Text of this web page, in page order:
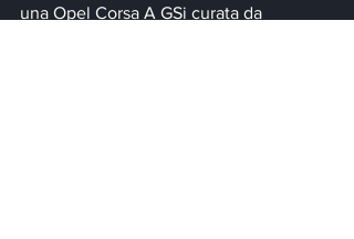
una Opel Corsa A GSi curata da